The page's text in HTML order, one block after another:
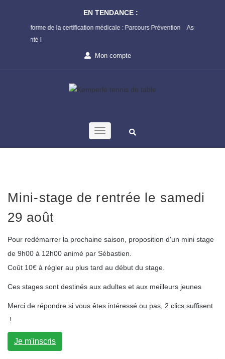
EN TENDANCE :
de la certification médicale : Parcours Prévention
Assemblée Générale de la
Mon compte
Mini-stage de rentrée le samedi
29 août
Pour redémarrer la prochaine saison, proposition d'un mini stage
de 9h00 à 12h00 animé par Sébastien.
Coût 10€ à régler au plus tard au début du stage.
Ces stages sont destinés aux adultes et aux meilleurs jeunes
Merci de répondre si vous êtes intéressé ou pas, 2 clics suffisent
!
Je m'inscris